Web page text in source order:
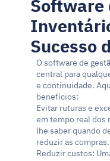
Software
Sucesso
O software de
central para
e continuidade.
benefícios:
Evitar ruturas e
em tempo real
lhe saber quando
reduzir as compras.
Reduzir custos: